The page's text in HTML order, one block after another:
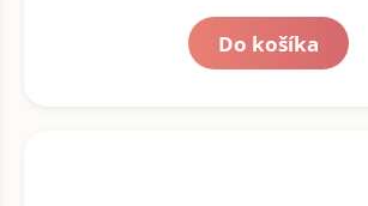
Do košíka